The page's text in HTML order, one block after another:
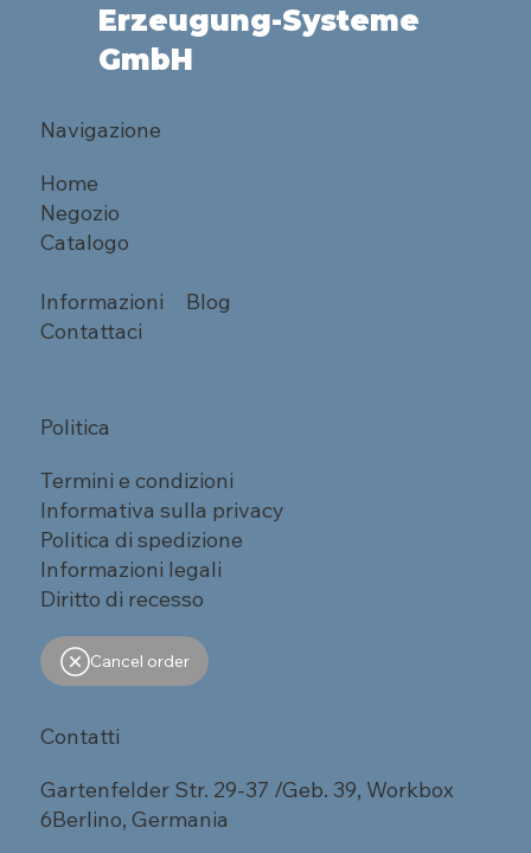
Erzeugung-Systeme
GmbH
Navigazione
Home
Negozio
Catalogo
Informazioni
Blog
Contattaci
Politica
Termini e condizioni
Informativa sulla privacy
Politica di spedizione
Informazioni legali
Diritto di recesso
Cancel order
Contatti
Gartenfelder Str. 29-37 /Geb. 39, Workbox
6Berlino, Germania